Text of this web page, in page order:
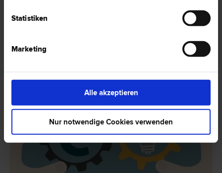
Statistiken
Marketing
Alle akzeptieren
Nur notwendige Cookies verwenden
es hier: